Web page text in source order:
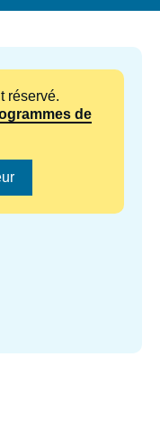
réservé.
de